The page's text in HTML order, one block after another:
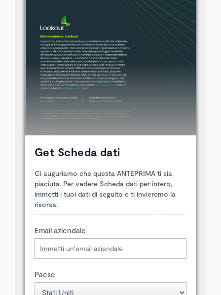
Get Scheda dati
Ci auguriamo che questa ANTEPRIMA ti sia
piaciuta. Per vedere Scheda dati per intero,
immetti i tuoi dati di seguito e ti invieremo la
risorsa:
Email aziendale
Paese